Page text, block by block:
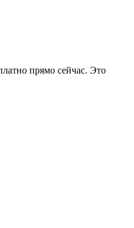
прямо сейчас. Это